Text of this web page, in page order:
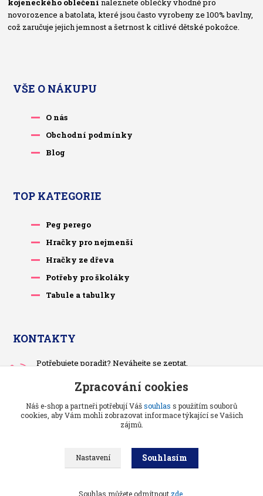
kojeneckého oblečení naleznete oblečky vhodné pro
novorozence a batolata, které jsou často vyrobeny ze 100% bavlny,
což zaručuje jejich jemnost a šetrnost k citlivé dětské pokožce.
VŠE O NÁKUPU
O nás
Obchodní podmínky
Blog
TOP KATEGORIE
Peg perego
Hračky pro nejmenší
Hračky ze dřeva
Potřeby pro školáky
Tabule a tabulky
KONTAKTY
Potřebujete poradit? Neváhejte se zeptat.
Po-čt, po 13 hodině
pietrasova.p@seznam.cz
Vše pro děti a kojence // Grafika a kódování
Zpracování cookies
Náš e-shop a partneři potřebují Vášsouhlas s použitím souborů
cookies, aby Vám mohli zobrazovat informace týkající se Vašich
zájmů.
Nastavení Souhlasím
Souhlas můžete odmítnout zde